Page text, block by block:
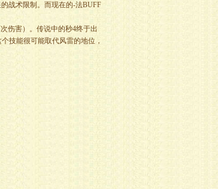
战术限制。而现在的-法BUFF
伤害）。传说中的秒4终于出
技能很可能取代风雷的地位，